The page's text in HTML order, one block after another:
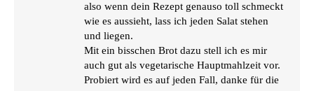
also wenn dein Rezept genau­so toll schmeckt
wie es aus­sieht, lass ich jeden Salat ste­hen
und liegen.
Mit ein biss­chen Brot dazu stell ich es mir
auch gut als vege­ta­ri­sche Haupt­mahl­zeit vor.
Pro­biert wird es auf jeden Fall, dan­ke für die